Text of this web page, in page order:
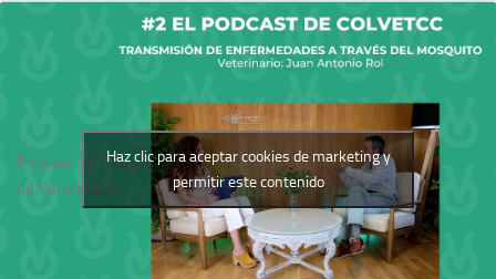
Podcast del Colegio
de Veterinarios
Haz clic para aceptar cookies de marketing y
permitir este contenido